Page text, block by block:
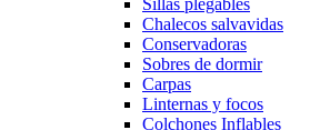
Sillas plegables
Chalecos salvavidas
Conservadoras
Sobres de dormir
Carpas
Linternas y focos
Colchones Inflables